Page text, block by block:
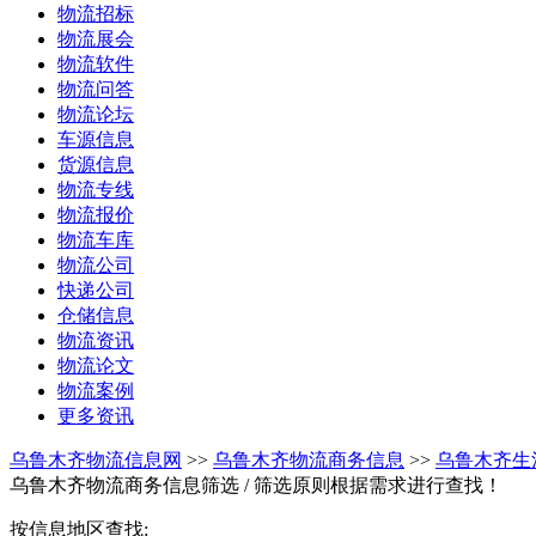
物流招标
物流展会
物流软件
物流问答
物流论坛
车源信息
货源信息
物流专线
物流报价
物流车库
物流公司
快递公司
仓储信息
物流资讯
物流论文
物流案例
更多资讯
乌鲁木齐物流信息网 >> 乌鲁木齐物流商务信息 >> 乌鲁木齐生
乌鲁木齐物流商务信息筛选 / 筛选原则根据需求进行查找！
按信息地区查找: